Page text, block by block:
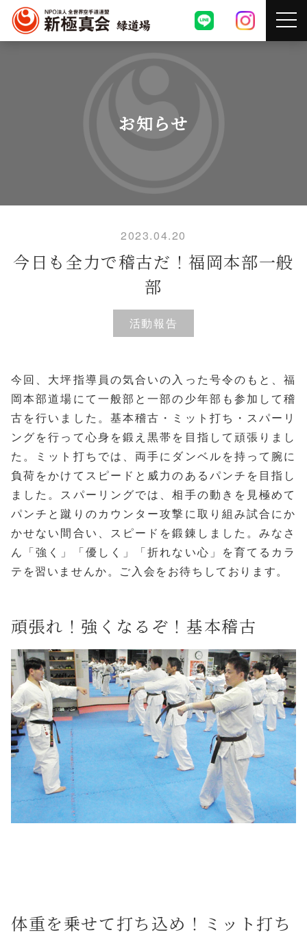
お知らせ
2023.04.20
今日も全力で稽古だ！福岡本部一般
部
活動報告
今回、大坪指導員の気合いの入った号令のもと、福
岡本部道場にて一般部と一部の少年部も参加して稽
古を行いました。基本稽古・ミット打ち・スパーリ
ングを行って心身を鍛え黒帯を目指して頑張りまし
た。ミット打ちでは、両手にダンベルを持って腕に
負荷をかけてスピードと威力のあるパンチを目指し
ました。スパーリングでは、相手の動きを見極めて
パンチと蹴りのカウンター攻撃に取り組み試合にか
かせない間合い、スピードを鍛錬しました。みなさ
ん「強く」「優しく」「折れない心」を育てるカラ
テを習いませんか。ご入会をお待ちしております。
頑張れ！強くなるぞ！基本稽古
体重を乗せて打ち込め！ミット打ち